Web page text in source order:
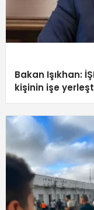
Bakan Işıkhan:
kişinin işe